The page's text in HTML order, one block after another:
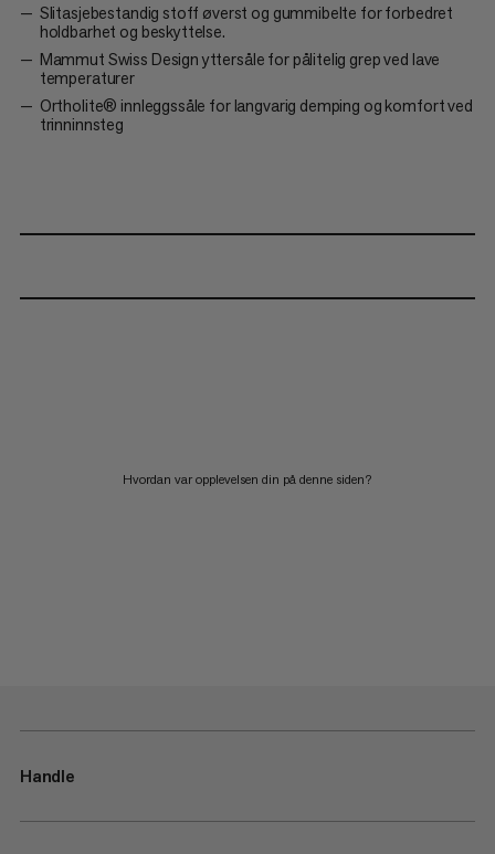
Slitasjebestandig stoff øverst og gummibelte for forbedret
holdbarhet og beskyttelse.
Mammut Swiss Design yttersåle for pålitelig grep ved lave
temperaturer
Ortholite® innleggssåle for langvarig demping og komfort ved
trinninnsteg
Hvordan var opplevelsen din på denne siden?
Handle